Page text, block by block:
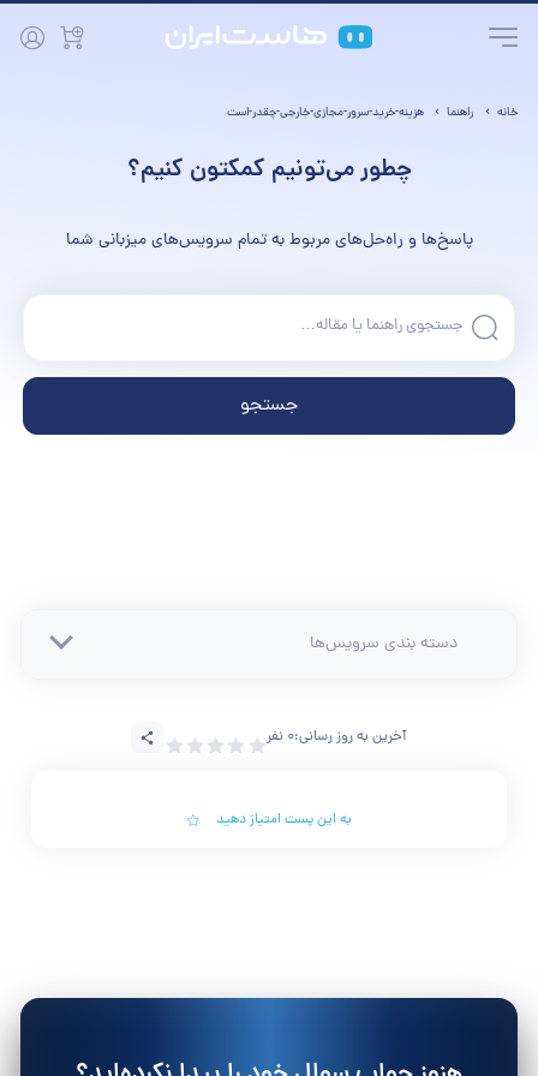
خانه راهنما هزینه-خرید-سرور-مجازی-خارجی-چقدر-است
چطور می‌تونیم کمکتون کنیم؟
پاسخ‌ها و راه‌حل‌های مربوط به تمام سرویس‌های میزبانی شما
جستجو
دسته بندی سرویس‌ها
آخرین به روز رسانی:0 نفر
به این پست امتیاز دهید